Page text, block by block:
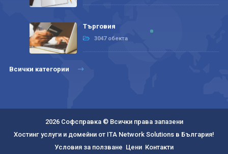
Търговия
3047 обекта
Всички категории
2026 Софсправка © Всички права запазени
Хостинг услуги и домейни от ITA Network Solutions в България!
Условия за ползване Цени Контакти